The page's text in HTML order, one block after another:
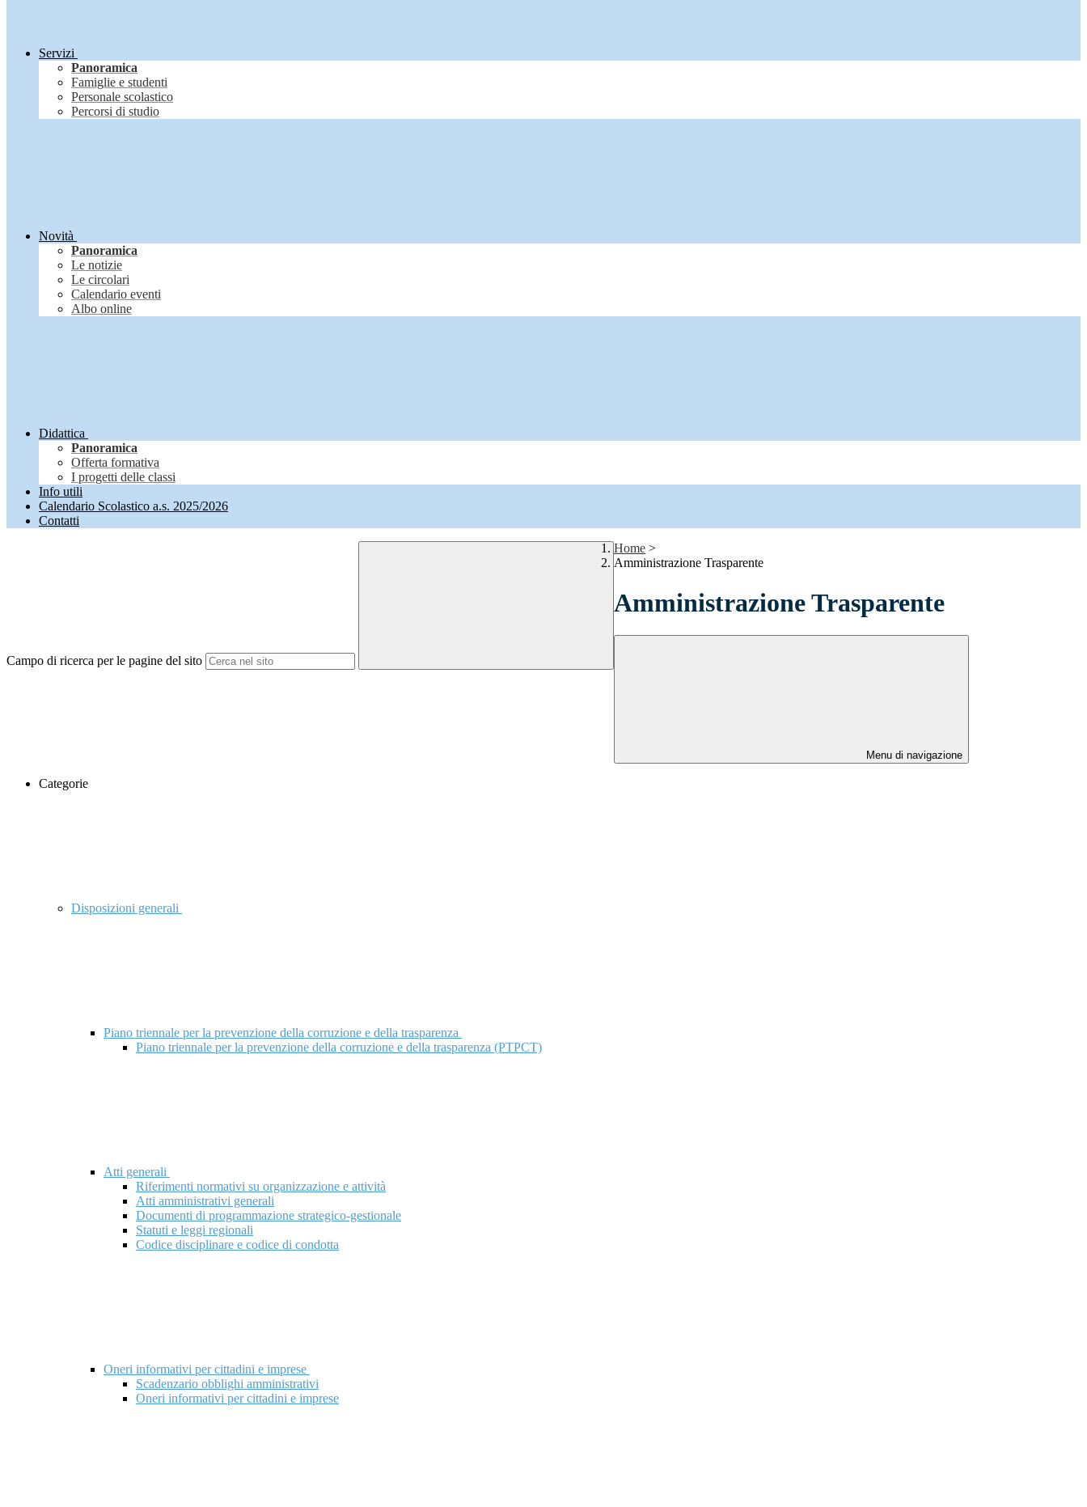
Servizi
Panoramica
Famiglie e studenti
Personale scolastico
Percorsi di studio
Novità
Panoramica
Le notizie
Le circolari
Calendario eventi
Albo online
Didattica
Panoramica
Offerta formativa
I progetti delle classi
Info utili
Calendario Scolastico a.s. 2025/2026
Contatti
Campo di ricerca per le pagine del sito
Home >
Amministrazione Trasparente
Amministrazione Trasparente
Menu di navigazione
Categorie
Disposizioni generali
Piano triennale per la prevenzione della corruzione e della trasparenza
Piano triennale per la prevenzione della corruzione e della trasparenza (PTPCT)
Atti generali
Riferimenti normativi su organizzazione e attività
Atti amministrativi generali
Documenti di programmazione strategico-gestionale
Statuti e leggi regionali
Codice disciplinare e codice di condotta
Oneri informativi per cittadini e imprese
Scadenzario obblighi amministrativi
Oneri informativi per cittadini e imprese